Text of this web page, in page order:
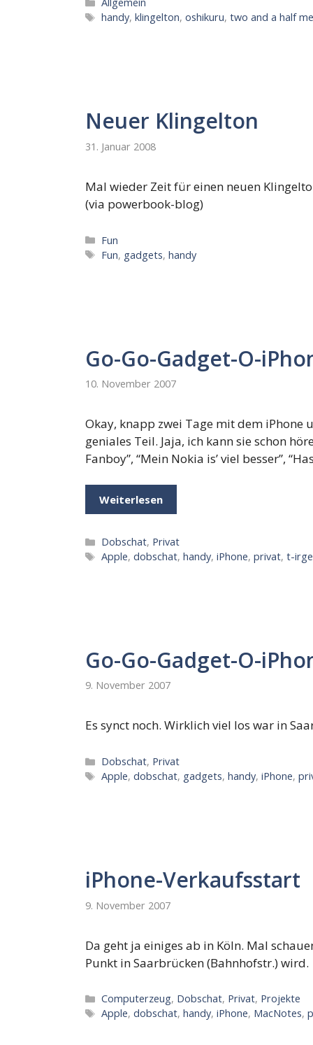
Allgemein
Schlagwörter
handy,klingelton,oshikuru,two and a half
Neuer Klingelton
31. Januar 2008
Mal wieder Zeit für einen neuen
(via powerbook-blog)
Kategorien
Fun
Schlagwörter
Fun, gadgets,handy
Go-Go-Gadget-O-
10. November 2007
Okay, knapp zwei Tage mit dem
geniales Teil. Jaja, ich kann sie schon
Fanboy”, “Mein Nokia is’ viel besser”,
Weiterlesen
Kategorien
Dobschat, Privat
Schlagwörter
Apple,dobschat,handy,iPhone,privat,t-
Go-Go-Gadget-O-
9. November 2007
Es synct noch. Wirklich viel los war in
Kategorien
Dobschat, Privat
Schlagwörter
Apple,dobschat, gadgets,handy,iPhone,
iPhone-Verkaufsstart
9. November 2007
Da geht ja einiges ab in Köln. Mal
Punkt in Saarbrücken (Bahnhofstr.) wird.
Kategorien
Computerzeug, Dobschat, Privat, Projekte
Schlagwörter
Apple,dobschat,handy,iPhone, MacNotes,